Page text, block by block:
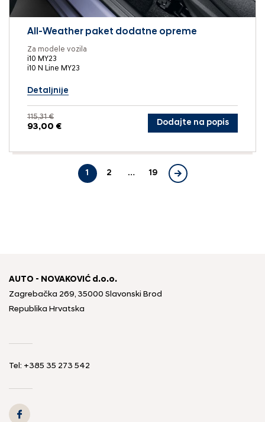
All-Weather paket dodatne opreme
Za modele vozila
i10 MY23
i10 N Line MY23
Detaljnije
115,31 €
93,00 € Dodajte na popis
1 2 … 19
AUTO - NOVAKOVIĆ d.o.o.
Zagrebačka 269, 35000 Slavonski Brod
Republika Hrvatska
Tel: +385 35 273 542